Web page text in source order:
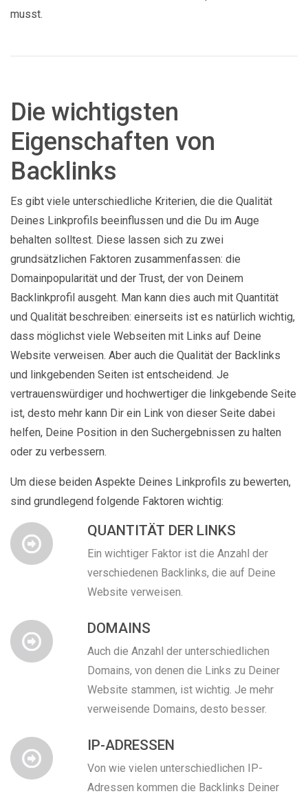
musst.
Die wichtigsten
Eigenschaften von
Backlinks
Es gibt viele unterschiedliche Kriterien, die die Qualität
Deines Linkprofils beeinflussen und die Du im Auge
behalten solltest. Diese lassen sich zu zwei
grundsätzlichen Faktoren zusammenfassen: die
Domainpopularität und der Trust, der von Deinem
Backlinkprofil ausgeht. Man kann dies auch mit Quantität
und Qualität beschreiben: einerseits ist es natürlich wichtig,
dass möglichst viele Webseiten mit Links auf Deine
Website verweisen. Aber auch die Qualität der Backlinks
und linkgebenden Seiten ist entscheidend. Je
vertrauenswürdiger und hochwertiger die linkgebende Seite
ist, desto mehr kann Dir ein Link von dieser Seite dabei
helfen, Deine Position in den Suchergebnissen zu halten
oder zu verbessern.
Um diese beiden Aspekte Deines Linkprofils zu bewerten,
sind grundlegend folgende Faktoren wichtig:
QUANTITÄT DER LINKS
Ein wichtiger Faktor ist die Anzahl der
verschiedenen Backlinks, die auf Deine
Website verweisen.
DOMAINS
Auch die Anzahl der unterschiedlichen
Domains, von denen die Links zu Deiner
Website stammen, ist wichtig. Je mehr
verweisende Domains, desto besser.
IP-ADRESSEN
Von wie vielen unterschiedlichen IP-
Adressen kommen die Backlinks Deiner